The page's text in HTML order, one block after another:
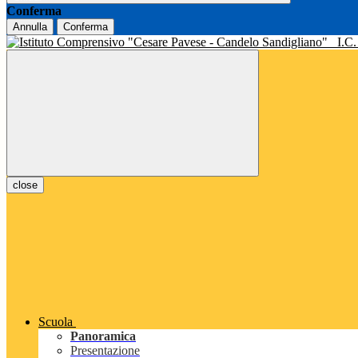
Conferma
Annulla Conferma
I.C.
close
Scuola
Panoramica
Presentazione